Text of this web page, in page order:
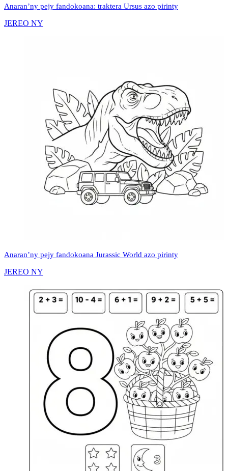
Anaran’ny pejy fandokoana: traktera Ursus azo pirinty
JEREO NY
Anaran’ny pejy fandokoana Jurassic World azo pirinty
JEREO NY